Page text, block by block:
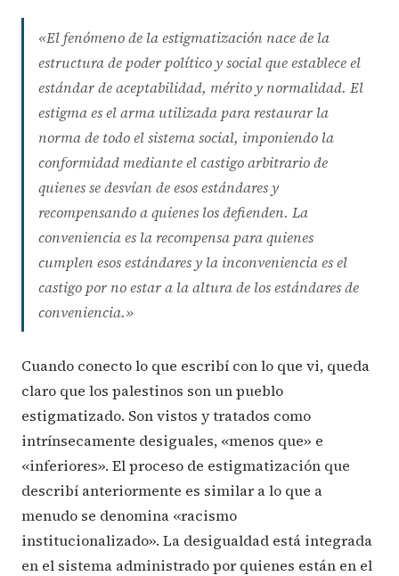
«El fenómeno de la estigmatización nace de la
estructura de poder político y social que establece el
estándar de aceptabilidad, mérito y normalidad. El
estigma es el arma utilizada para restaurar la
norma de todo el sistema social, imponiendo la
conformidad mediante el castigo arbitrario de
quienes se desvían de esos estándares y
recompensando a quienes los defienden. La
conveniencia es la recompensa para quienes
cumplen esos estándares y la inconveniencia es el
castigo por no estar a la altura de los estándares de
conveniencia.»
Cuando conecto lo que escribí con lo que vi, queda
claro que los palestinos son un pueblo
estigmatizado. Son vistos y tratados como
intrínsecamente desiguales, «menos que» e
«inferiores». El proceso de estigmatización que
describí anteriormente es similar a lo que a
menudo se denomina «racismo
institucionalizado». La desigualdad está integrada
en el sistema administrado por quienes están en el